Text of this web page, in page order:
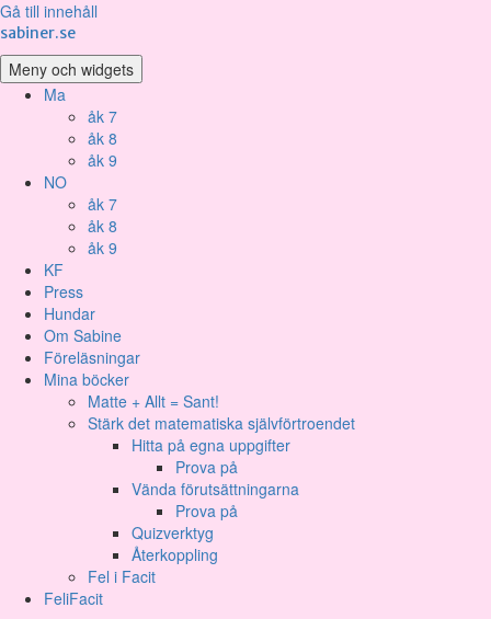
Gå till innehåll
sabiner.se
Meny och widgets
Ma
åk 7
åk 8
åk 9
NO
åk 7
åk 8
åk 9
KF
Press
Hundar
Om Sabine
Föreläsningar
Mina böcker
Matte + Allt = Sant!
Stärk det matematiska självförtroendet
Hitta på egna uppgifter
Prova på
Vända förutsättningarna
Prova på
Quizverktyg
Återkoppling
Fel i Facit
FeliFacit